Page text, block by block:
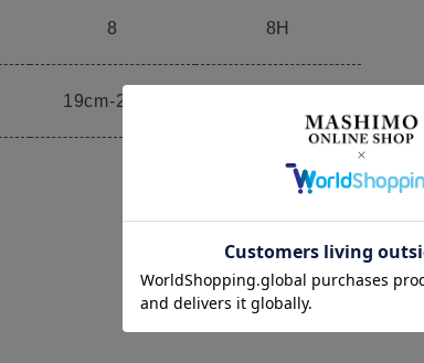
8 8H
19cm-20cm
SIZE GUIDE